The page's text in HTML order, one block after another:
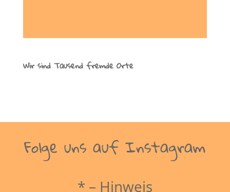
Wir sind Tausend fremde Orte
Folge uns auf Instagram
* – Hinweis